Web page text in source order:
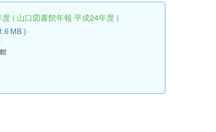
( 山口図書館年報 平成24年度 )
MB )